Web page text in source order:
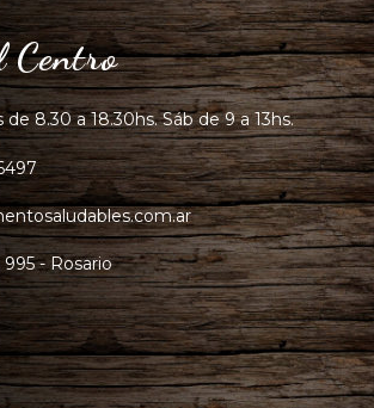
Centro
de 8.30 a 18.30hs. Sáb de 9 a 13hs.
- Rosario